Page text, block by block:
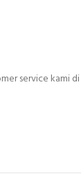
service kami di